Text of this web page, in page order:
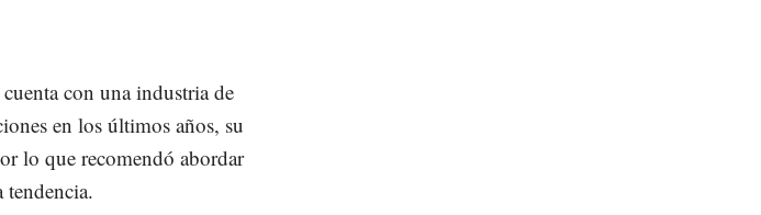
con una industria de
en los últimos años, su
lo que recomendó abordar